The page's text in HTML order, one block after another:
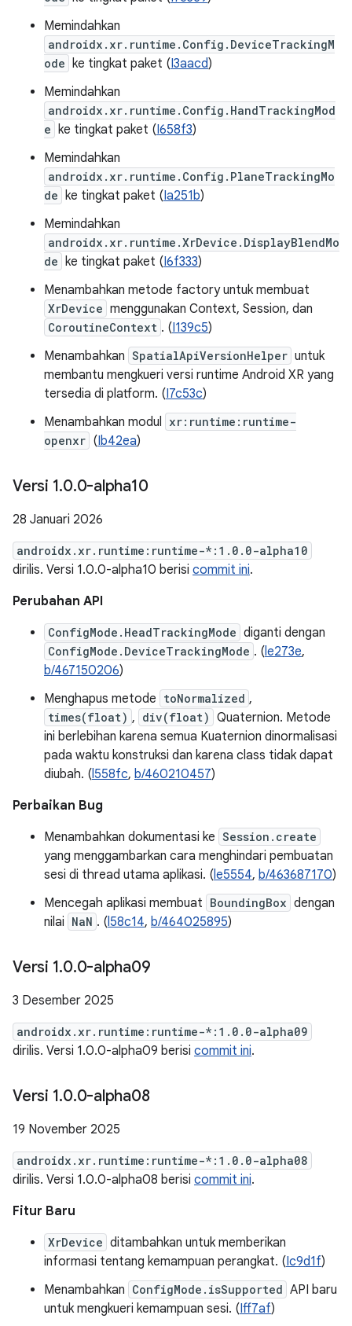
Memindahkan
androidx.xr.runtime.Config.DeviceTrackingM
ode ke tingkat paket (I3aacd)
Memindahkan
androidx.xr.runtime.Config.HandTrackingMod
e ke tingkat paket (I658f3)
Memindahkan
androidx.xr.runtime.Config.PlaneTrackingMo
de ke tingkat paket (Ia251b)
Memindahkan
androidx.xr.runtime.XrDevice.DisplayBlendMo
de ke tingkat paket (I6f333)
Menambahkan metode factory untuk membuat
XrDevice menggunakan Context, Session, dan
CoroutineContext . (I139c5)
Menambahkan SpatialApiVersionHelper untuk
membantu mengkueri versi runtime Android XR yang
tersedia di platform. (I7c53c)
Menambahkan modul xr:runtime:runtime-
openxr (Ib42ea)
Versi 1.0.0-alpha10
28 Januari 2026
androidx.xr.runtime:runtime-*:1.0.0-alpha10
dirilis. Versi 1.0.0-alpha10 berisi commit ini.
Perubahan API
ConfigMode.HeadTrackingMode diganti dengan
ConfigMode.DeviceTrackingMode . (le273e,
b/467150206)
Menghapus metode toNormalized ,
times(float) , div(float) Quaternion. Metode
ini berlebihan karena semua Kuaternion dinormalisasi
pada waktu konstruksi dan karena class tidak dapat
diubah. (l558fc, b/460210457)
Perbaikan Bug
Menambahkan dokumentasi ke Session.create
yang menggambarkan cara menghindari pembuatan
sesi di thread utama aplikasi. (le5554, b/463687170)
Mencegah aplikasi membuat BoundingBox dengan
nilai NaN . (l58c14, b/464025895)
Versi 1.0.0-alpha09
3 Desember 2025
androidx.xr.runtime:runtime-*:1.0.0-alpha09
dirilis. Versi 1.0.0-alpha09 berisi commit ini.
Versi 1.0.0-alpha08
19 November 2025
androidx.xr.runtime:runtime-*:1.0.0-alpha08
dirilis. Versi 1.0.0-alpha08 berisi commit ini.
Fitur Baru
XrDevice ditambahkan untuk memberikan
informasi tentang kemampuan perangkat. (Ic9d1f)
Menambahkan ConfigMode.isSupported API baru
untuk mengkueri kemampuan sesi. (Iff7af)